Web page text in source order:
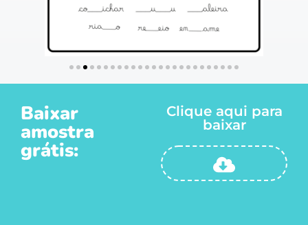
Baixar
amostra
grátis:
Clique aqui para
baixar